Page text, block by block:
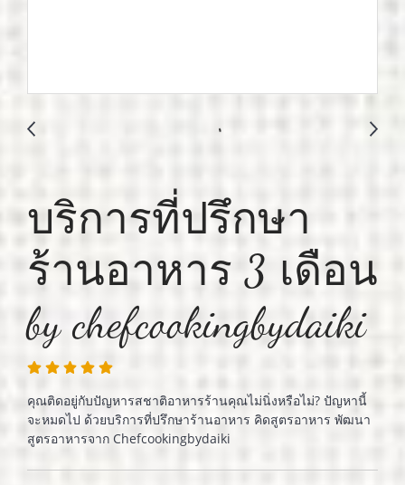
บริการที่ปรึกษา
ร้านอาหาร 3 เดือน
by chefcookingbydaiki
คุณติดอยู่กับปัญหารสชาติอาหารร้านคุณไม่นิ่งหรือไม่? ปัญหานี้
จะหมดไป ด้วยบริการที่ปรึกษาร้านอาหาร คิดสูตรอาหาร พัฒนา
สูตรอาหารจาก Chefcookingbydaiki